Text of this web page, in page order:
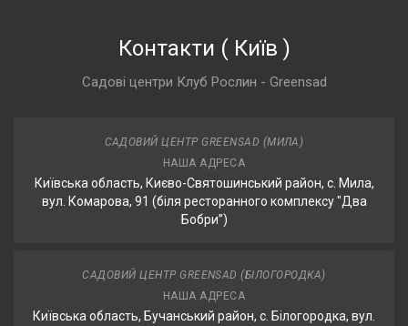
Контакти ( Київ )
Садові центри Клуб Рослин - Greensad
САДОВИЙ ЦЕНТР GREENSAD (МИЛА)
НАША АДРЕСА
Київська область, Києво-Святошинський район, с. Мила,
вул. Комарова, 91 (біля ресторанного комплексу "Два
Бобри”)
САДОВИЙ ЦЕНТР GREENSAD (БІЛОГОРОДКА)
НАША АДРЕСА
Київська область, Бучанський район, с. Білогородка, вул.